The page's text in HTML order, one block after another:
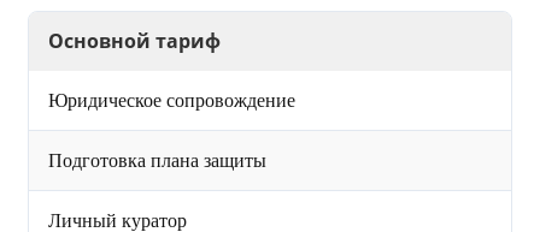
Основной тариф
Юридическое сопровождение
Подготовка плана защиты
Личный куратор